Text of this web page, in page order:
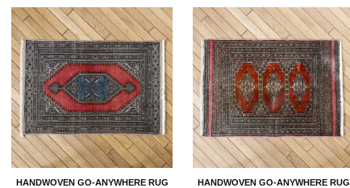
HANDWOVEN GO-ANYWHERE RUG
HANDWOVEN GO-ANYWHERE RUG